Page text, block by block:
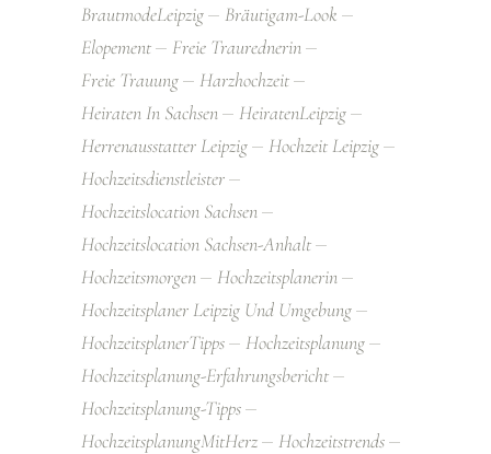
BrautmodeLeipzig
Bräutigam-Look
Elopement
Freie Traurednerin
Freie Trauung
Harzhochzeit
Heiraten In Sachsen
HeiratenLeipzig
Herrenausstatter Leipzig
Hochzeit Leipzig
Hochzeitsdienstleister
Hochzeitslocation Sachsen
Hochzeitslocation Sachsen-Anhalt
Hochzeitsmorgen
Hochzeitsplanerin
Hochzeitsplaner Leipzig Und Umgebung
HochzeitsplanerTipps
Hochzeitsplanung
Hochzeitsplanung-Erfahrungsbericht
Hochzeitsplanung-Tipps
HochzeitsplanungMitHerz
Hochzeitstrends